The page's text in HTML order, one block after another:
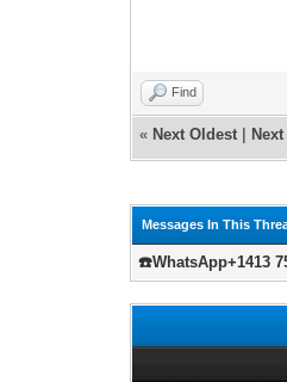
Find
« Next Oldest
Messages In This
☎️WhatsApp+1413